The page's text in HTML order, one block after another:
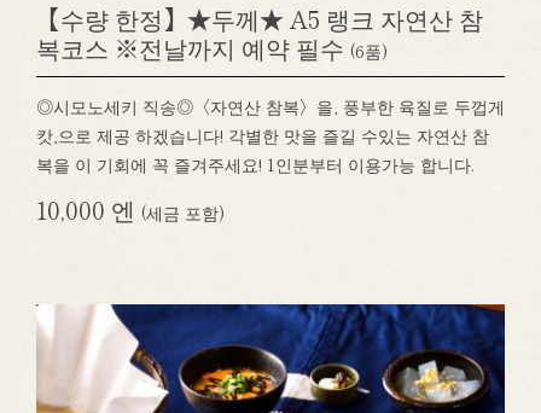
【수량 한정】★두께★ A5 랭크 자연산 참
복코스 ※전날까지 예약 필수 (6품)
◎시모노세키 직송◎〈자연산 참복〉을, 풍부한 육질로 두껍게
캇,으로 제공 하겠습니다! 각별한 맛을 즐길 수있는 자연산 참
복을 이 기회에 꼭 즐겨주세요! 1인분부터 이용가능 합니다.
10,000 엔 (세금 포함)